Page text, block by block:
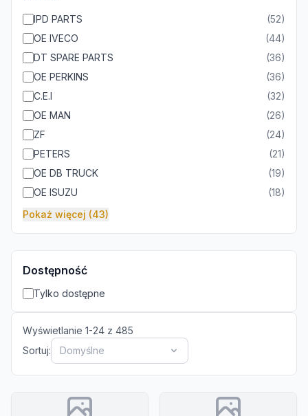
IPD PARTS (52)
OE IVECO
(44)
DT SPARE PARTS
(36)
OE PERKINS
(36)
C.E.I
(32)
OE MAN
(26)
ZF
(24)
PETERS
(21)
OE DB TRUCK
(19)
OE ISUZU
(18)
Pokaż więcej (43)
Dostępność
Tylko dostępne
Wyświetlanie 1-24 z 485
Sortuj:
Domyślne